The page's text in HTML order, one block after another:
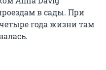
в сады. При
года жизни там